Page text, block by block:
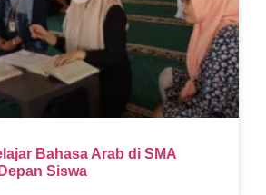
Bahasa Arab di SMA
Siswa